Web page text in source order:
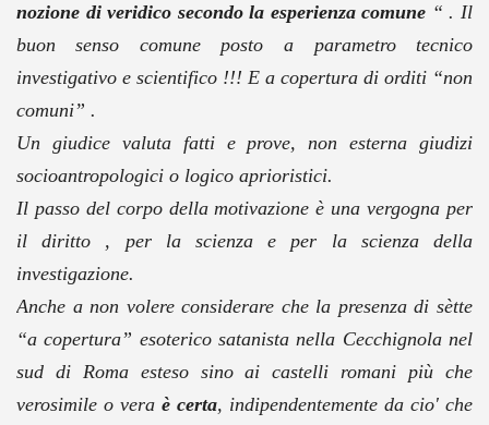
nozione di veridico secondo la esperienza comune “ . Il
buon senso comune posto a parametro tecnico
investigativo e scientifico !!! E a copertura di orditi “non
comuni” .
Un giudice valuta fatti e prove, non esterna giudizi
socioantropologici o logico aprioristici.
Il passo del corpo della motivazione è una vergogna per
il diritto , per la scienza e per la scienza della
investigazione.
Anche a non volere considerare che la presenza di sètte
“a copertura” esoterico satanista nella Cecchignola nel
sud di Roma esteso sino ai castelli romani più che
verosimile o vera è certa, indipendentemente da cio' che